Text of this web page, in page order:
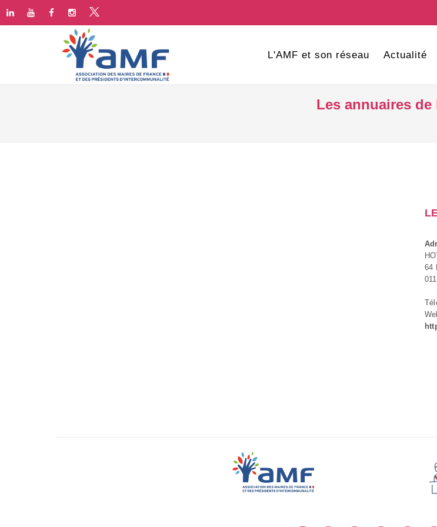
L'AMF et son réseau Actualité
Les annuaires de
64